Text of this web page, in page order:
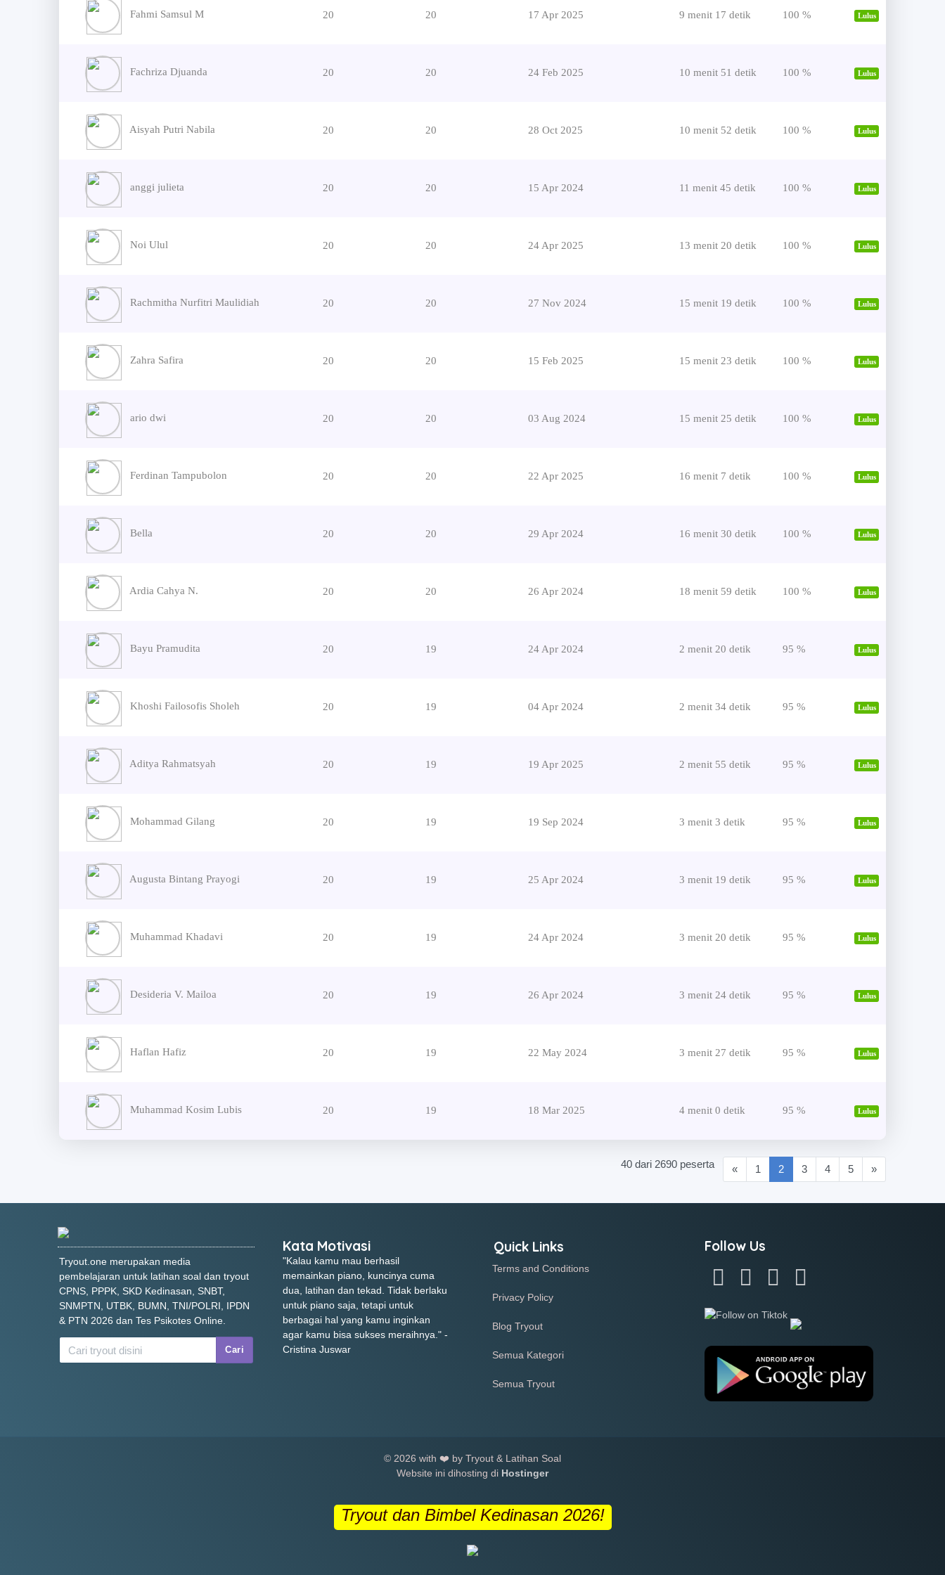
Fahmi Samsul M 20 20 17 Apr 2025 9 menit 17 detik 100 % Lulus
Fachriza Djuanda 20 20 24 Feb 2025 10 menit 51 detik 100 % Lulus
Aisyah Putri Nabila 20 20 28 Oct 2025 10 menit 52 detik 100 % Lulus
anggi julieta 20 20 15 Apr 2024 11 menit 45 detik 100 % Lulus
Noi Ulul 20 20 24 Apr 2025 13 menit 20 detik 100 % Lulus
Rachmitha Nurfitri Maulidiah 20 20 27 Nov 2024 15 menit 19 detik 100 % Lulus
Zahra Safira 20 20 15 Feb 2025 15 menit 23 detik 100 % Lulus
ario dwi 20 20 03 Aug 2024 15 menit 25 detik 100 % Lulus
Ferdinan Tampubolon 20 20 22 Apr 2025 16 menit 7 detik 100 % Lulus
Bella 20 20 29 Apr 2024 16 menit 30 detik 100 % Lulus
Ardia Cahya N. 20 20 26 Apr 2024 18 menit 59 detik 100 % Lulus
Bayu Pramudita 20 19 24 Apr 2024 2 menit 20 detik 95 % Lulus
Khoshi Failosofis Sholeh 20 19 04 Apr 2024 2 menit 34 detik 95 % Lulus
Aditya Rahmatsyah 20 19 19 Apr 2025 2 menit 55 detik 95 % Lulus
Mohammad Gilang 20 19 19 Sep 2024 3 menit 3 detik 95 % Lulus
Augusta Bintang Prayogi 20 19 25 Apr 2024 3 menit 19 detik 95 % Lulus
Muhammad Khadavi 20 19 24 Apr 2024 3 menit 20 detik 95 % Lulus
Desideria V. Mailoa 20 19 26 Apr 2024 3 menit 24 detik 95 % Lulus
Haflan Hafiz 20 19 22 May 2024 3 menit 27 detik 95 % Lulus
Muhammad Kosim Lubis 20 19 18 Mar 2025 4 menit 0 detik 95 % Lulus
40 dari 2690 peserta « 1 2(current)
3 4 5 »
Tryout.one merupakan media
pembelajaran untuk latihan soal dan tryout
CPNS, PPPK, SKD Kedinasan, SNBT,
SNMPTN, UTBK, BUMN, TNI/POLRI, IPDN
& PTN 2026 dan Tes Psikotes Online.
Cari
Kata Motivasi
"Kalau kamu mau berhasil
memainkan piano, kuncinya cuma
dua, latihan dan tekad. Tidak berlaku
untuk piano saja, tetapi untuk
berbagai hal yang kamu inginkan
agar kamu bisa sukses meraihnya." -
Cristina Juswar
Quick Links
Terms and Conditions
Privacy Policy
Blog Tryout
Semua Kategori
Semua Tryout
Follow Us
© 2026 with ❤️ by Tryout & Latihan Soal
Website ini dihosting di Hostinger
Tryout dan Bimbel Kedinasan 2026!